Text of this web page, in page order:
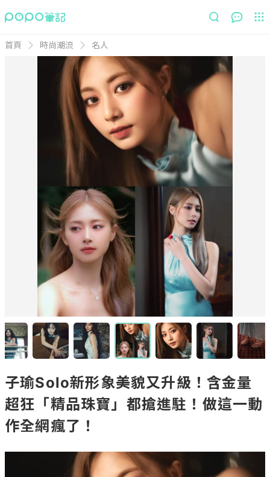
首頁 時尚潮流 名人
子瑜Solo新形象美貌又升級！含金量
超狂「精品珠寶」都搶進駐！做這一動
作全網瘋了！